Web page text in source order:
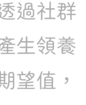
社群
領養
值，